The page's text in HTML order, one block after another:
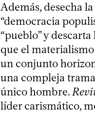
Además, desecha
“democracia
“pueblo” y
que el
un conjunto
una compleja
único hombre.
líder carismático,